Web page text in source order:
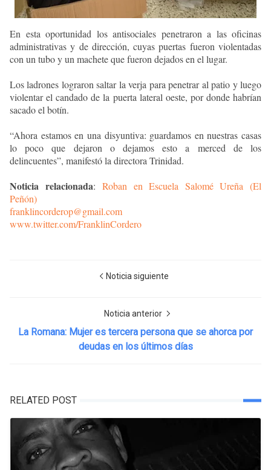
En esta oportunidad los antisociales penetraron a las oficinas
administrativas y de dirección, cuyas puertas fueron violentadas
con un tubo y un machete que fueron dejados en el lugar.
Los ladrones lograron saltar la verja para penetrar al patio y luego
violentar el candado de la puerta lateral oeste, por donde habrían
sacado el botín.
“Ahora estamos en una disyuntiva: guardamos en nuestras casas
lo poco que dejaron o dejamos esto a merced de los
delincuentes”, manifestó la directora Trinidad.
Noticia relacionada:Roban en Escuela Salomé Ureña (El
Peñón)
franklincorderop@gmail.com
www.twitter.com/FranklinCordero
Noticia siguiente
Noticia anterior
La Romana: Mujer es tercera persona que se ahorca por
deudas en los últimos días
RELATED POST